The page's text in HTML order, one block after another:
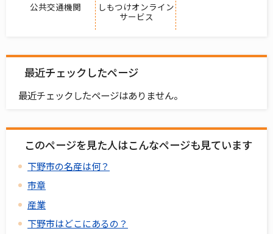
公共交通機関
しもつけオンライン
サービス
最近チェックしたページ
最近チェックしたページはありません。
このページを見た人はこんなページも見ています
下野市の名産は何？
市章
産業
下野市はどこにあるの？